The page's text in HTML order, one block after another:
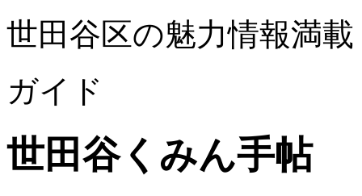
世田谷区の魅力情報満載
ガイド
世田谷くみん手帖